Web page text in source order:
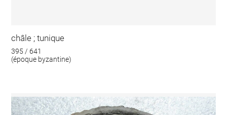
châle ; tunique
395 / 641
(époque byzantine)